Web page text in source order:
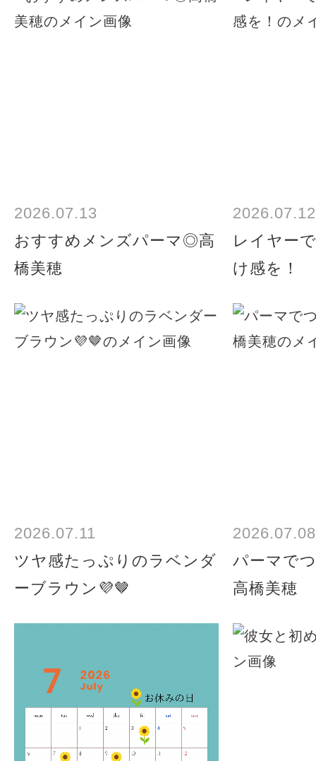
2026.07.13
おすすめメンズパーマ◎高
橋美穂
2026.07.12
レイヤー
け感を！
2026.07.11
ツヤ感たっぷりのラベンダ
ーブラウン💜🤎
2026.07.08
パーマで
高橋美穂